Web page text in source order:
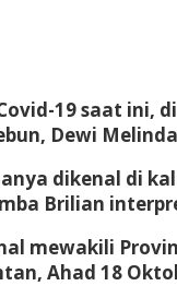
19 saat
Dewi
dikenal di
Brilian
mewakili
Ahad 18